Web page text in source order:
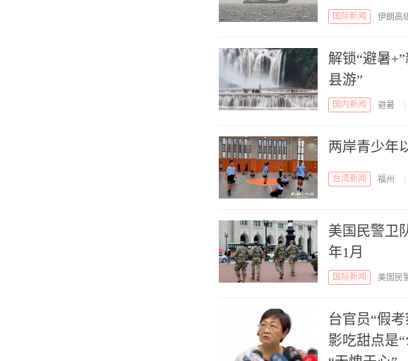
国际新闻 伊朗高
解锁“避暑
县游”
国内新闻 避暑
两岸青少年
台湾新闻 福州
美国民警卫
年1月
国际新闻 美国民
台官员“假
影吃甜点是